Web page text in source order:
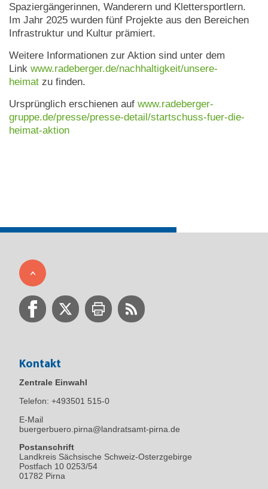
Spaziergängerinnen, Wanderern und Klettersportlern.
Im Jahr 2025 wurden fünf Projekte aus den Bereichen
Infrastruktur und Kultur prämiert.
Weitere Informationen zur Aktion sind unter dem
Link www.radeberger.de/nachhaltigkeit/unsere-
heimat zu finden.
Ursprünglich erschienen auf www.radeberger-
gruppe.de/presse/presse-detail/startschuss-fuer-die-
heimat-aktion
Kontakt
Zentrale Einwahl
Telefon: +493501 515-0
E-Mail
buergerbuero.pirna@landratsamt-pirna.de
Postanschrift
Landkreis Sächsische Schweiz-Osterzgebirge
Postfach 10 0253/54
01782 Pirna